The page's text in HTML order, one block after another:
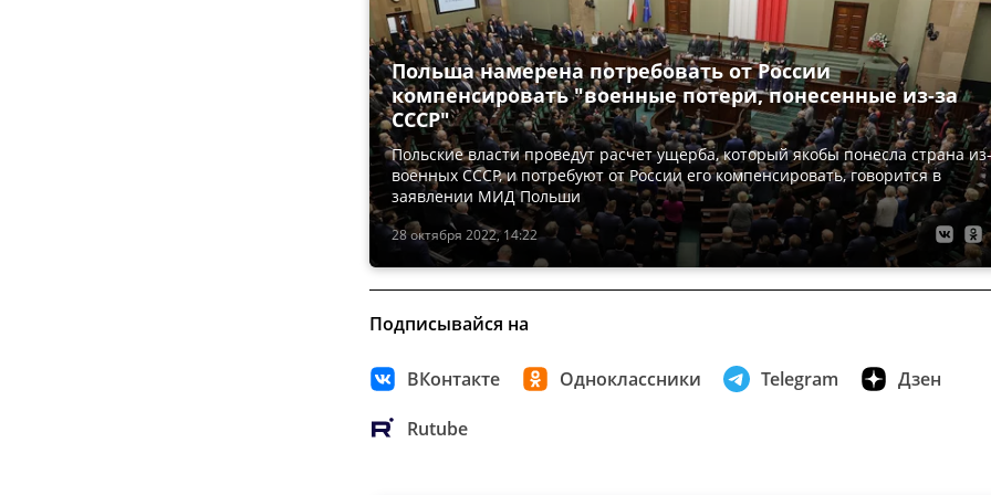
28 октября 2022, 14:22
Польша намерена потребовать от России
компенсировать "военные потери, понесенные из-за
СССР"
Польские власти проведут расчет ущерба, который якобы понесла страна
военных СССР, и потребуют от России его компенсировать, говорится в
заявлении МИД Польши
Подписывайся на
ВКонтакте Одноклассники Telegram Дзен
Rutube